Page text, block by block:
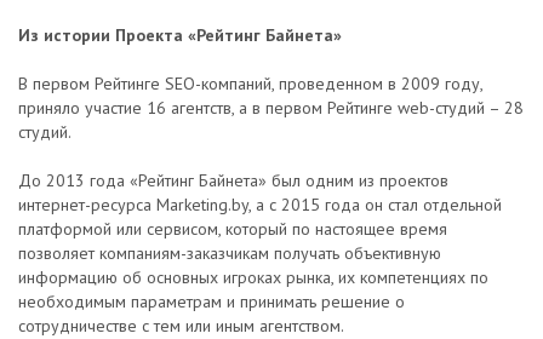
Из истории Проекта «Рейтинг Байнета»
В первом Рейтинге SEO-компаний, проведенном в 2009 году,
приняло участие 16 агентств, а в первом Рейтинге web-студий – 28
студий.
До 2013 года «Рейтинг Байнета» был одним из проектов
интернет-ресурса Marketing.by, а с 2015 года он стал отдельной
платформой или сервисом, который по настоящее время
позволяет компаниям-заказчикам получать объективную
информацию об основных игроках рынка, их компетенциях по
необходимым параметрам и принимать решение о
сотрудничестве с тем или иным агентством.